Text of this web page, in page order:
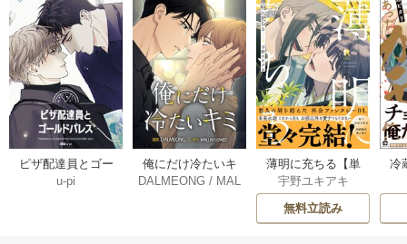
ピザ配達員とゴー
ルドパレス【タテ
u-pi
俺にだけ冷たいキ
ミ【タテヨミ】 34
DALMEONG / MAL
薄明に充ちる【単
行本版】 5巻
宇野ユキアキ
無料立読み
冷